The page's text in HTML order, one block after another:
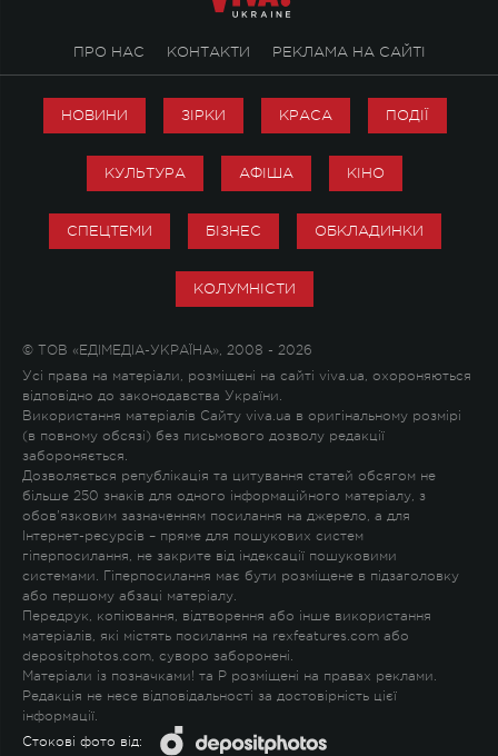
ПРО НАС КОНТАКТИ РЕКЛАМА НА САЙТІ
НОВИНИ ЗІРКИ КРАСА ПОДІЇ
КУЛЬТУРА АФІША КІНО
СПЕЦТЕМИ БІЗНЕС ОБКЛАДИНКИ
КОЛУМНІСТИ
© ТОВ «ЕДІМЕДІА-УКРАЇНА», 2008 - 2026
Усі права на матеріали, розміщені на сайті viva.ua, охороняються
відповідно до законодавства України.
Використання матеріалів Сайту viva.ua в оригінальному розмірі
(в повному обсязі) без письмового дозволу редакції
забороняється.
Дозволяється републікація та цитування статей обсягом не
більше 250 знаків для одного інформаційного матеріалу, з
обов'язковим зазначенням посилання на джерело, а для
Інтернет-ресурсів – пряме для пошукових систем
гіперпосилання, не закрите від індексації пошуковими
системами. Гіперпосилання має бути розміщене в підзаголовку
або першому абзаці матеріалу.
Передрук, копіювання, відтворення або інше використання
матеріалів, які містять посилання на rexfeatures.com або
depositphotos.com, суворо заборонені.
Матеріали із позначками! та P розміщені на правах реклами.
Редакція не несе відповідальності за достовірність цієї
інформації.
Стокові фото від: